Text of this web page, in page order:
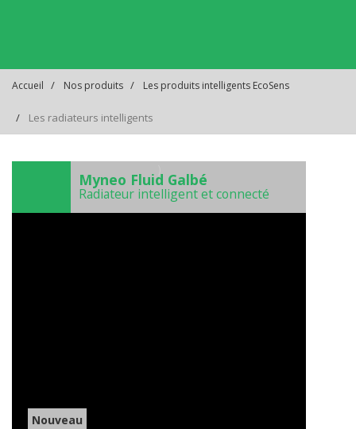
Accueil Nos produits Les produits intelligents EcoSens
Les radiateurs intelligents
Myneo Fluid Galbé
Radiateur intelligent et connecté
Nouveau